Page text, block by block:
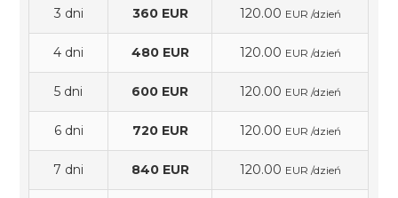
3 dni 360 EUR 120.00 EUR /dzień
4 dni 480 EUR 120.00 EUR /dzień
5 dni 600 EUR 120.00 EUR /dzień
6 dni 720 EUR 120.00 EUR /dzień
7 dni 840 EUR 120.00 EUR /dzień